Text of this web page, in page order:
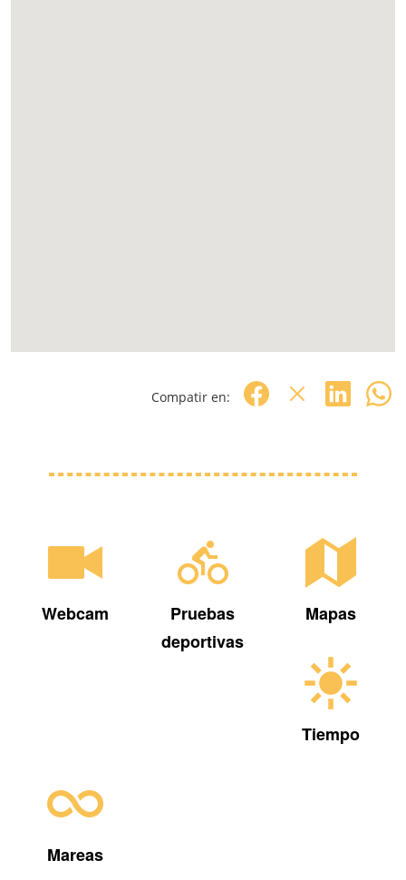
Compatir en:
Webcam
Pruebas
deportivas
Mapas
Tiempo
Mareas